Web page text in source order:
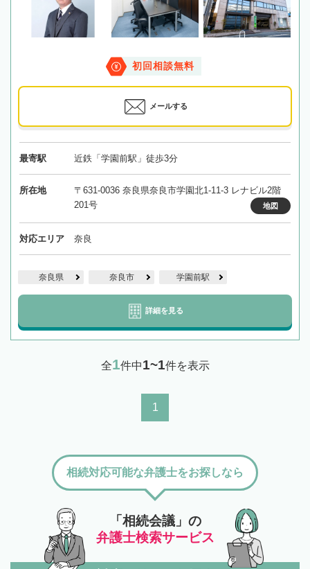
初回相談無料
メールする
最寄駅 近鉄「学園前駅」徒歩3分
所在地
〒631-0036 奈良県奈良市学園北1-11-3 レナビル2階
201号
地図
対応エリア 奈良
奈良県 奈良市 学園前駅
詳細を見る
全1件中1~1件を表示
1
「相続会議」の
弁護士検索サービス
相続対応可能な弁護士をお探しなら